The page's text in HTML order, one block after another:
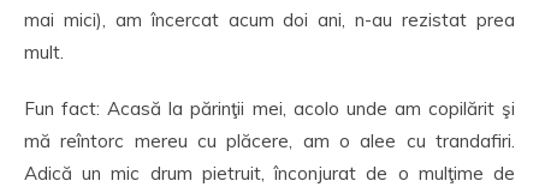
mai mici), am încercat acum doi ani, n-au rezistat prea
mult.
Fun fact: Acasă la părinţii mei, acolo unde am copilărit şi
mă reîntorc mereu cu plăcere, am o alee cu trandafiri.
Adică un mic drum pietruit, înconjurat de o mulţime de